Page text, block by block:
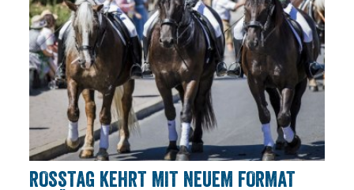
ROSSTAG KEHRT MIT NEUEM FORMAT